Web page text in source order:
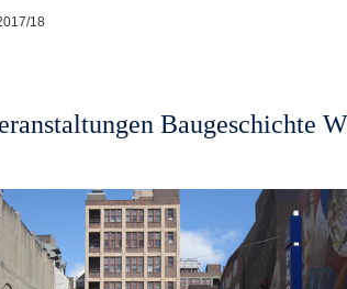
18
Baugeschichte